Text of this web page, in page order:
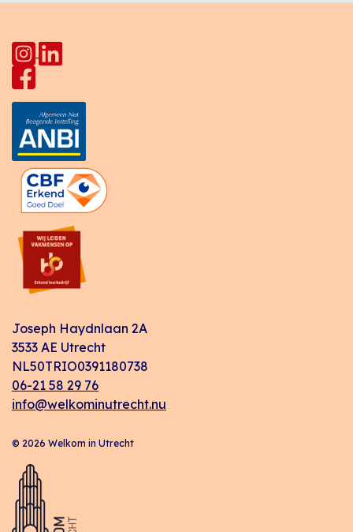
Joseph Haydnlaan 2A
3533 AE Utrecht
NL50TRIO0391180738
06-21 58 29 76
info@welkominutrecht.nu
© 2026 Welkom in Utrecht